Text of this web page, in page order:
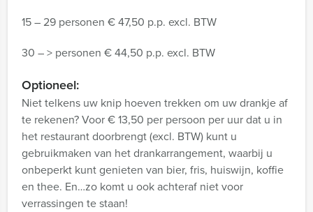
15 – 29 personen € 47,50 p.p. excl. BTW
30 – > personen € 44,50 p.p. excl. BTW
Optioneel:
Niet telkens uw knip hoeven trekken om uw drankje af
te rekenen? Voor € 13,50 per persoon per uur dat u in
het restaurant doorbrengt (excl. BTW) kunt u
gebruikmaken van het drankarrangement, waarbij u
onbeperkt kunt genieten van bier, fris, huiswijn, koffie
en thee. En…zo komt u ook achteraf niet voor
verrassingen te staan!